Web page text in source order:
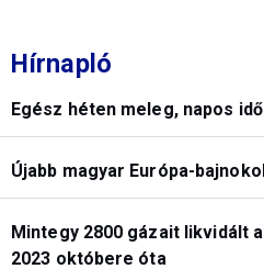
Hírnapló
Egész héten meleg, napos
Újabb magyar Európa-
Mintegy 2800 gázait likvidált
2023 októbere óta